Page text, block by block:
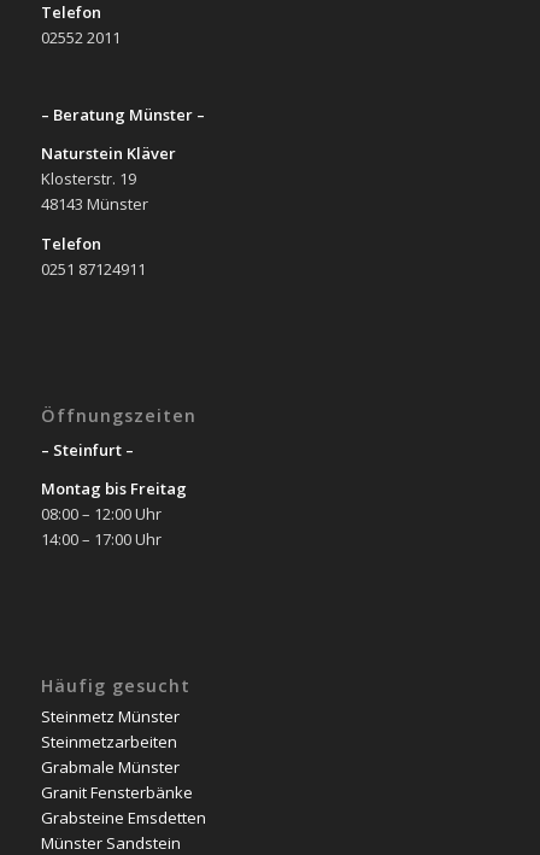
Telefon
02552 2011
– Beratung Münster –
Naturstein Kläver
Klosterstr. 19
48143 Münster
Telefon
0251 87124911
Öffnungszeiten
– Steinfurt –
Montag bis Freitag
08:00 – 12:00 Uhr
14:00 – 17:00 Uhr
Häufig gesucht
Steinmetz Münster
Steinmetzarbeiten
Grabmale Münster
Granit Fensterbänke
Grabsteine Emsdetten
Münster Sandstein